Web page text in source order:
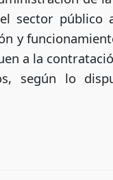
sector público
y
a la
según lo